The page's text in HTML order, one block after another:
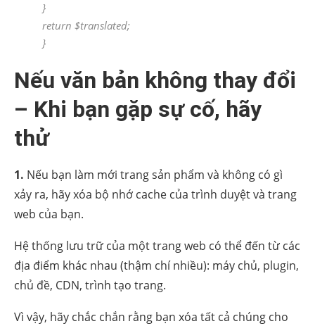
}
return $translated;
}
Nếu văn bản không thay đổi
– Khi bạn gặp sự cố, hãy
thử
1. Nếu bạn làm mới trang sản phẩm và không có gì
xảy ra, hãy xóa bộ nhớ cache của trình duyệt và trang
web của bạn.
Hệ thống lưu trữ của một trang web có thể đến từ các
địa điểm khác nhau (thậm chí nhiều): máy chủ, plugin,
chủ đề, CDN, trình tạo trang.
Vì vậy, hãy chắc chắn rằng bạn xóa tất cả chúng cho